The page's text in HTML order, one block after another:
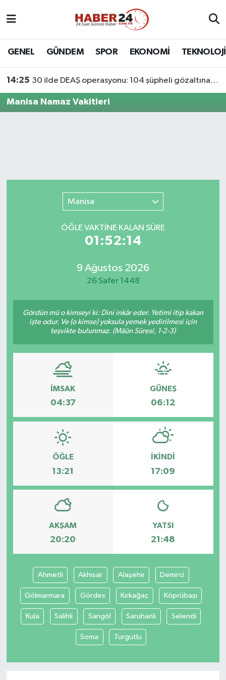
GENEL GÜNDEM SPOR EKONOMİ TEKNOLOJİ
14:25 30 ilde DEAŞ operasyonu: 104 şüpheli gözaltına alındı
Manisa Namaz Vakitleri
Manisa
ÖĞLE VAKTİNE KALAN SÜRE
01:52:14
9 Ağustos 2026
26 Safer 1448
Gördün mü o kimseyi ki: Dini inkâr eder. Yetimi itip kakan
işte odur. Ve (o kimse) yoksula yemek yedirilmesi için
teşvikte bulunmaz. (Mâûn Sûresi, 1-2-3)
İMSAK
04:37
GÜNEŞ
06:12
ÖĞLE
13:21
İKINDI
17:09
AKŞAM
20:20
YATSI
21:48
Ahmetli Akhisar Alaşehir Demirci
Gölmarmara Gördes Kırkağaç Köprübaşı
Kula Salihli Sarıgöl Saruhanlı Selendi
Soma Turgutlu
Nöbetçi Eczaneler
Son Dakika Haberleri